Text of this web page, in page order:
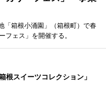
「箱根小涌園」（箱根町）で春
フェス」を開催する。
根スイーツコレクション」